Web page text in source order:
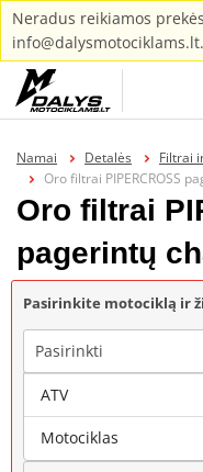
Neradus reikiamos
info@dalysmotociklams.lt.
Namai Detalės Filtrai
Oro filtrai PIPERCROSS
Oro filtrai
pagerintų
Pasirinkite motociklą ir
Pasirinkti
Gamintojas
ATV
Motociklas